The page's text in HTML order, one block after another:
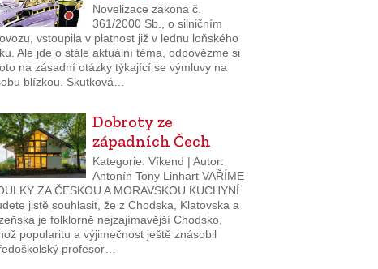
Novelizace zákona č.
361/2000 Sb., o silničním
vstoupila v platnost již v lednu loňského
Ale jde o stále aktuální téma, odpovězme si
na zásadní otázky týkající se výmluvy na
blízkou. Skutková…
Dobroty ze
západních Čech
Kategorie: Víkend | Autor:
Antonín Tony Linhart VAŘÍME
ZA ČESKOU A MORAVSKOU KUCHYNÍ
jistě souhlasit, že z Chodska, Klatovska a
je folklorně nejzajímavější Chodsko,
popularitu a výjimečnost ještě znásobil
profesor…